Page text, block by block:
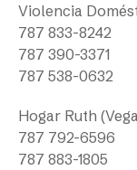
Violencia
787 833-8242
787 390-3371
787 538-0632
Hogar Ruth
787 792-6596
787 883-1805